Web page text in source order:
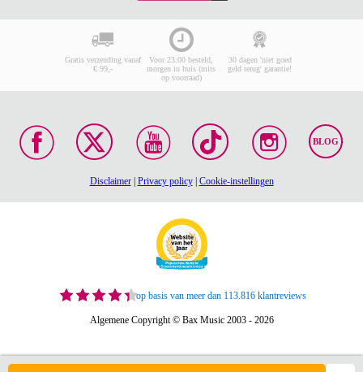
Gratis verzending vanaf
€ 99,-
Voor 23:00 besteld,
morgen in huis (mits
op voorraad)
30 dagen 'niet goed
geld terug' garantie!
BLOG
Disclaimer| Privacy policy| Cookie-instellingen
op basis van meer dan 113.816 klantreviews
Algemene Copyright © Bax Music 2003 - 2026